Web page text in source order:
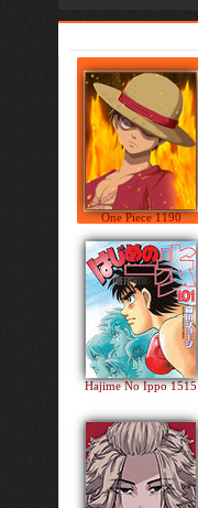
One Piece 1190
Hajime No Ippo 1515